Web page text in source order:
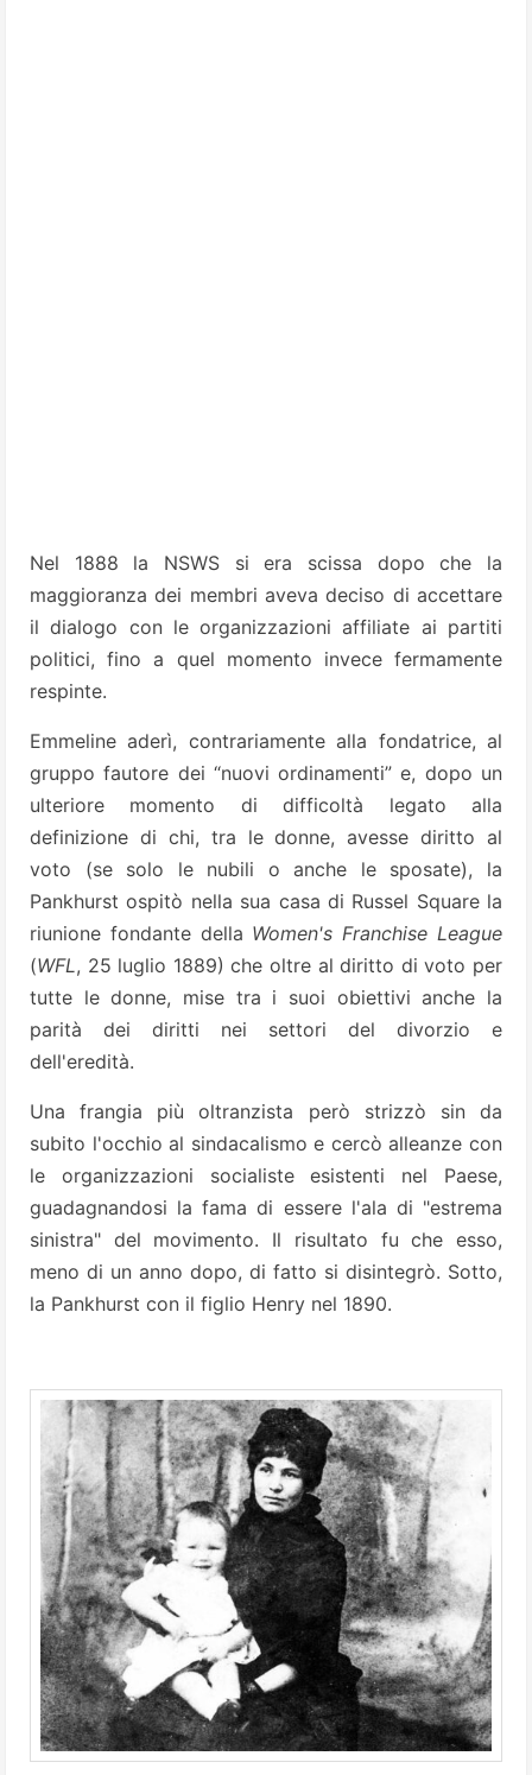
Nel 1888 la NSWS si era scissa dopo che la
maggioranza dei membri aveva deciso di accettare
il dialogo con le organizzazioni affiliate ai partiti
politici, fino a quel momento invece fermamente
respinte.
Emmeline aderì, contrariamente alla fondatrice, al
gruppo fautore dei “nuovi ordinamenti” e, dopo un
ulteriore momento di difficoltà legato alla
definizione di chi, tra le donne, avesse diritto al
voto (se solo le nubili o anche le sposate), la
Pankhurst ospitò nella sua casa di Russel Square la
riunione fondante della Women's Franchise League
(WFL, 25 luglio 1889) che oltre al diritto di voto per
tutte le donne, mise tra i suoi obiettivi anche la
parità dei diritti nei settori del divorzio e
dell'eredità.
Una frangia più oltranzista però strizzò sin da
subito l'occhio al sindacalismo e cercò alleanze con
le organizzazioni socialiste esistenti nel Paese,
guadagnandosi la fama di essere l'ala di "estrema
sinistra" del movimento. Il risultato fu che esso,
meno di un anno dopo, di fatto si disintegrò. Sotto,
la Pankhurst con il figlio Henry nel 1890.